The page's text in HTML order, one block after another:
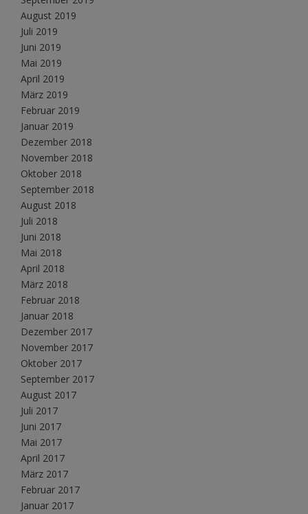
August 2019
Juli 2019
Juni 2019
Mai 2019
April 2019
März 2019
Februar 2019
Januar 2019
Dezember 2018
November 2018
Oktober 2018
September 2018
August 2018
Juli 2018
Juni 2018
Mai 2018
April 2018
März 2018
Februar 2018
Januar 2018
Dezember 2017
November 2017
Oktober 2017
September 2017
August 2017
Juli 2017
Juni 2017
Mai 2017
April 2017
März 2017
Februar 2017
Januar 2017